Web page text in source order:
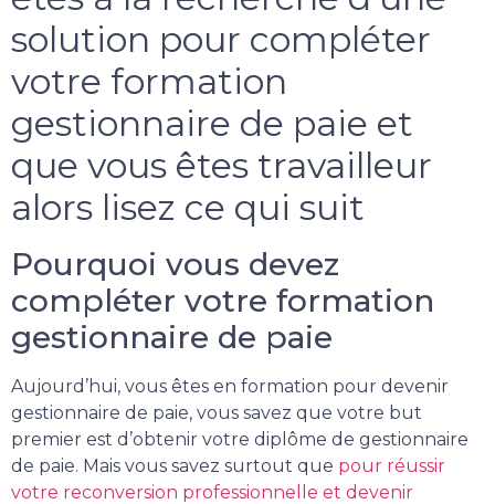
solution pour compléter
votre formation
gestionnaire de paie et
que vous êtes travailleur
alors lisez ce qui suit
Pourquoi vous devez
compléter votre formation
gestionnaire de paie
Aujourd’hui, vous êtes en formation pour devenir
gestionnaire de paie, vous savez que votre but
premier est d’obtenir votre diplôme de gestionnaire
de paie. Mais vous savez surtout que pour réussir
votre reconversion professionnelle et devenir